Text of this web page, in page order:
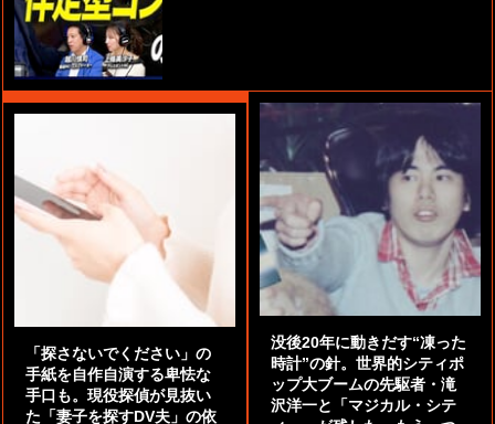
「探さないでください」の
手紙を自作自演する卑怯な
手口も。現役探偵が見抜い
た「妻子を探すDV夫」の依
没後20年に動きだす“凍った
時計”の針。世界的シティポ
ップ大ブームの先駆者・滝
沢洋一と「マジカル・シテ